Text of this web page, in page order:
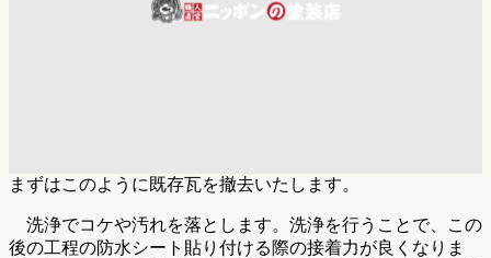
まずはこのように既存瓦を撤去いたします。
洗浄でコケや汚れを落とします。洗浄を行うことで、この
後の工程の防水シート貼り付ける際の接着力が良くなりま